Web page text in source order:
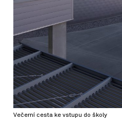
Večerní cesta ke vstupu do školy